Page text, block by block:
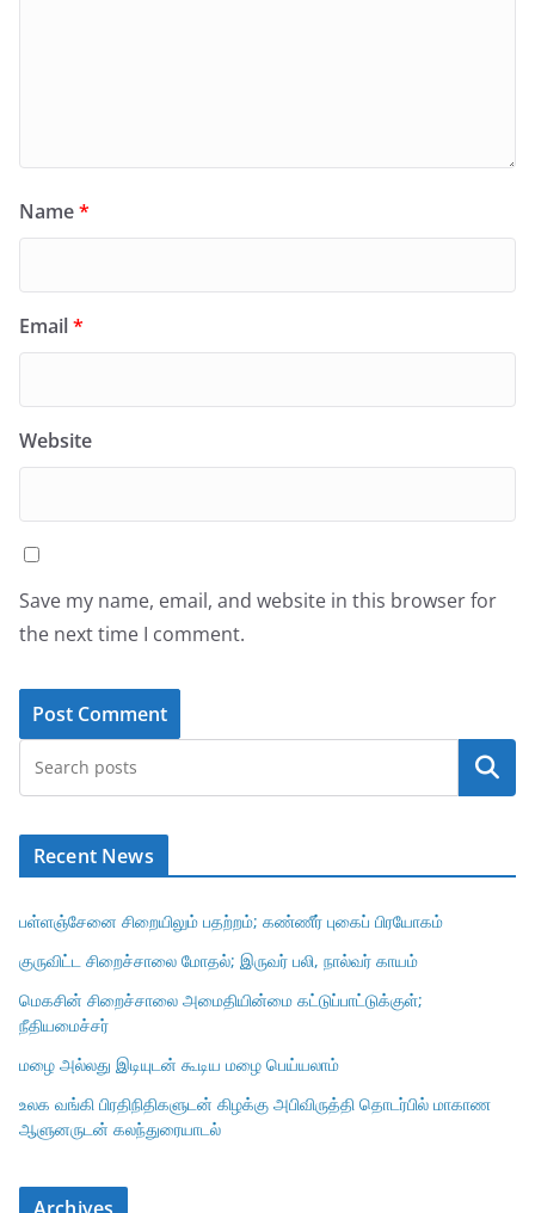
Name*
Email*
Website
Save my name, email, and website in this browser for
the next time I comment.
Search
Recent News
பள்ளஞ்சேனை சிறையிலும் பதற்றம்; கண்ணீர் புகைப் பிரயோகம்
குருவிட்ட சிறைச்சாலை மோதல்; இருவர் பலி, நால்வர் காயம்
மெகசின் சிறைச்சாலை அமைதியின்மை கட்டுப்பாட்டுக்குள்;
நீதியமைச்சர்
மழை அல்லது இடியுடன் கூடிய மழை பெய்யலாம்
உலக வங்கி பிரதிநிதிகளுடன் கிழக்கு அபிவிருத்தி தொடர்பில் மாகாண
ஆளுனருடன் கலந்துரையாடல்